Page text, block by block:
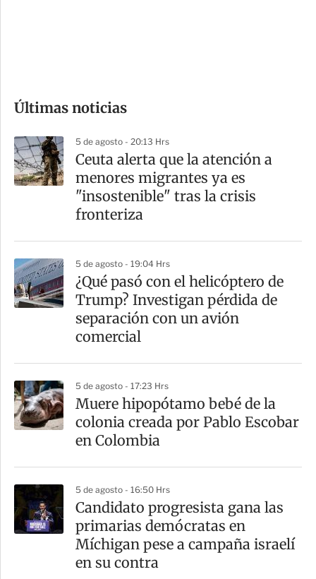
m
a
r
t
Últimas noticias
5 de agosto - 20:13 Hrs
Ceuta alerta que la atención a
menores migrantes ya es
"insostenible" tras la crisis
fronteriza
5 de agosto - 19:04 Hrs
¿Qué pasó con el helicóptero de
Trump? Investigan pérdida de
separación con un avión
comercial
5 de agosto - 17:23 Hrs
Muere hipopótamo bebé de la
colonia creada por Pablo Escobar
en Colombia
5 de agosto - 16:50 Hrs
Candidato progresista gana las
primarias demócratas en
Míchigan pese a campaña israelí
en su contra